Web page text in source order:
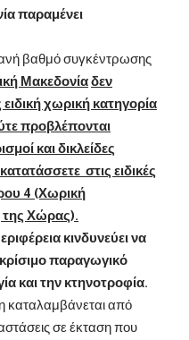
παραμένει
βαθμό συγκέντρωσης
Μακεδονίαδεν
χωρική κατηγορία
προβλέπονται
και δικλείδες
στις ειδικές
4 (Χωρική
της Χώρας).
κινδυνεύει να
παραγωγικό
και την κτηνοτροφία.
καταλαμβάνεται από
σε έκταση που